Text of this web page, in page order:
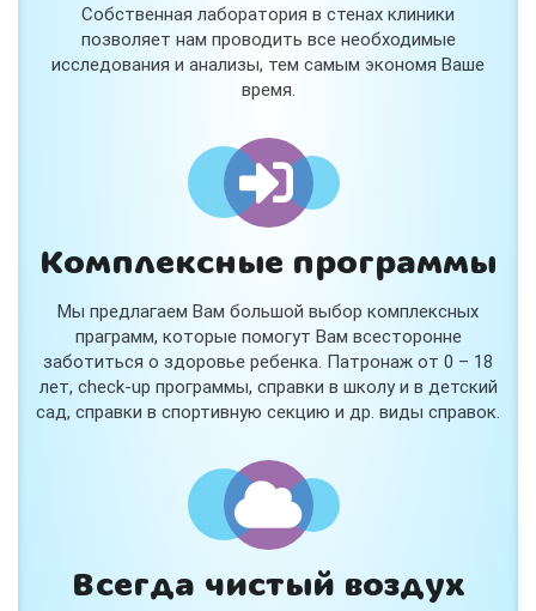
Собственная лаборатория в стенах клиники
позволяет нам проводить все необходимые
исследования и анализы, тем самым экономя Ваше
время.
Комплексные программы
Мы предлагаем Вам большой выбор комплексных
праграмм, которые помогут Вам всесторонне
заботиться о здоровье ребенка. Патронаж от 0 – 18
лет, check-up программы, справки в школу и в детский
сад, справки в спортивную секцию и др. виды справок.
Всегда чистый воздух
Работает наСтримвуд